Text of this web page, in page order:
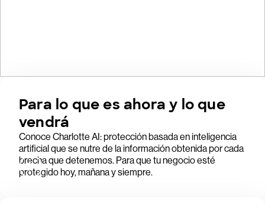
Para lo que es ahora y lo que
vendrá
Conoce Charlotte AI: protección basada en inteligencia
artificial que se nutre de la información obtenida por cada
brecha que detenemos. Para que tu negocio esté
protegido hoy, mañana y siempre.